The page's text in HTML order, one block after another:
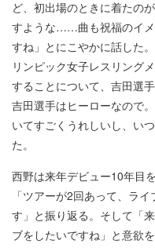
ど、初出場のときに着たの
すような……曲も祝福のイメ
すね」とにこやかに話した
リンピック女子レスリング
することについて、吉田選
吉田選手はヒーローなので
いてすごくうれしいし、い
た。
西野は来年デビュー10年目
「ツアーが2回あって、ラ
す」と振り返る。そして「
ブをしたいですね」と意欲を